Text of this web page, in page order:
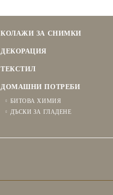
КОЛАЖИ ЗА СНИМКИ
ДЕКОРАЦИЯ
ТЕКСТИЛ
ДОМАШНИ ПОТРЕБИ
БИТОВА ХИМИЯ
ДЪСКИ ЗА ГЛАДЕНЕ